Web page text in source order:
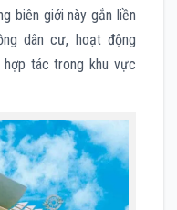
biên giới này gắn liền
dân cư, hoạt động
tác trong khu vực